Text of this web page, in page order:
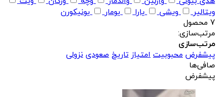
ویتالیر
ویشی یارا یومار
یونیکورن
7 محصول
مرتب‌سازی:
مرتب‌سازی
پیشفرض محبوبیت امتیاز تاریخ صعودی نزولی
صافی‌ها
پیشفرض